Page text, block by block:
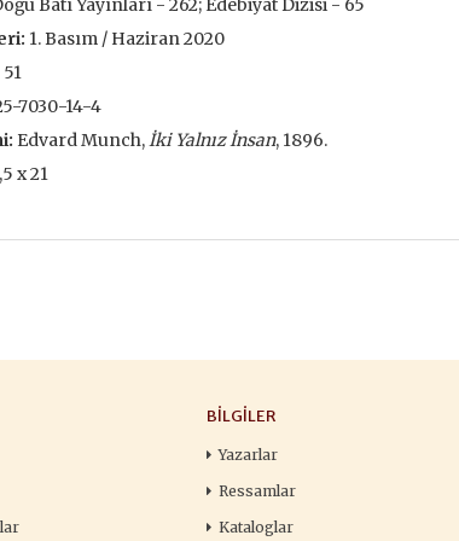
196,00 TL
Batı Yayınları - 262; Edebiyat Dizisi - 65
1. Basım / Haziran 2020
51
7030-14-4
Edvard Munch,İki Yalnız İnsan, 1896.
x 21
BILGILER
Yazarlar
Ressamlar
Kataloglar